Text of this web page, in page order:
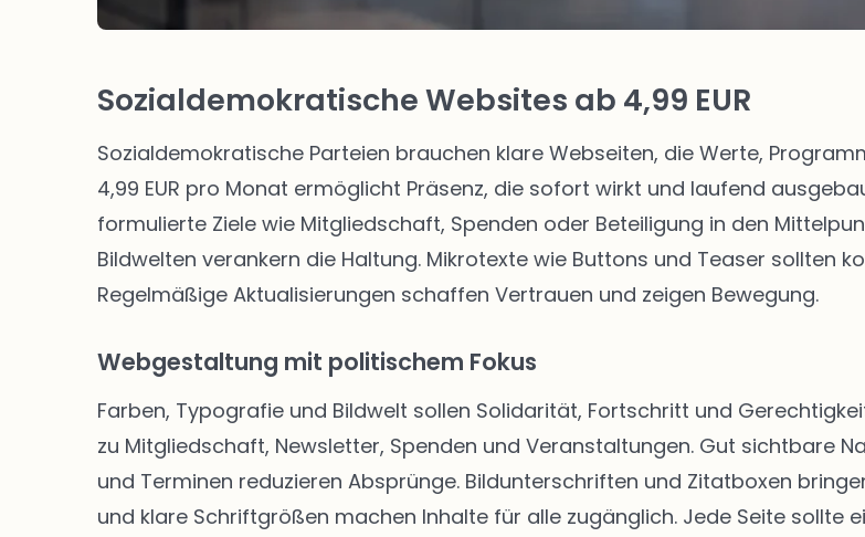
Sozialdemokratische Websites ab 4,99 EUR
Sozialdemokratische Parteien brauchen klare Webseiten, die Werte,
4,99 EUR pro Monat ermöglicht Präsenz, die sofort wirkt und laufend
formulierte Ziele wie Mitgliedschaft, Spenden oder Beteiligung in den
Bildwelten verankern die Haltung. Mikrotexte wie Buttons und Teaser sollten
Regelmäßige Aktualisierungen schaffen Vertrauen und zeigen Bewegung.
Webgestaltung mit politischem Fokus
Farben, Typografie und Bildwelt sollen Solidarität, Fortschritt und
zu Mitgliedschaft, Newsletter, Spenden und Veranstaltungen. Gut sichtbare
und Terminen reduzieren Absprünge. Bildunterschriften und Zitatboxen
und klare Schriftgrößen machen Inhalte für alle zugänglich. Jede Seite